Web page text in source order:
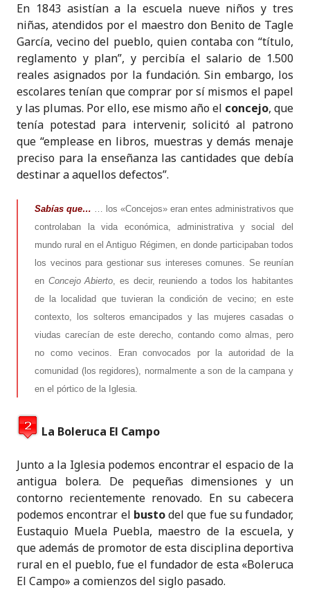
En 1843 asistían a la escuela nueve niños y tres
niñas, atendidos por el maestro don Benito de Tagle
García, vecino del pueblo, quien contaba con “título,
reglamento y plan”, y percibía el salario de 1.500
reales asignados por la fundación. Sin embargo, los
escolares tenían que comprar por sí mismos el papel
y las plumas. Por ello, ese mismo año el concejo, que
tenía potestad para intervenir, solicitó al patrono
que “emplease en libros, muestras y demás menaje
preciso para la enseñanza las cantidades que debía
destinar a aquellos defectos”.
Sabías que… … los «Concejos» eran entes administrativos que
controlaban la vida económica, administrativa y social del
mundo rural en el Antiguo Régimen, en donde participaban todos
los vecinos para gestionar sus intereses comunes. Se reunían
en Concejo Abierto, es decir, reuniendo a todos los habitantes
de la localidad que tuvieran la condición de vecino; en este
contexto, los solteros emancipados y las mujeres casadas o
viudas carecían de este derecho, contando como almas, pero
no como vecinos. Eran convocados por la autoridad de la
comunidad (los regidores), normalmente a son de la campana y
en el pórtico de la Iglesia.
La Boleruca El Campo
Junto a la Iglesia podemos encontrar el espacio de la
antigua bolera. De pequeñas dimensiones y un
contorno recientemente renovado. En su cabecera
podemos encontrar el bustodel que fue su fundador,
Eustaquio Muela Puebla, maestro de la escuela, y
que además de promotor de esta disciplina deportiva
rural en el pueblo, fue el fundador de esta «Boleruca
El Campo» a comienzos del siglo pasado.